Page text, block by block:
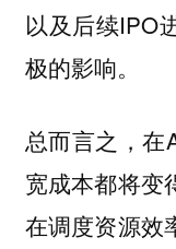
以及后续IPO
极的影响。
总而言之，在
宽成本都将变
在调度资源效